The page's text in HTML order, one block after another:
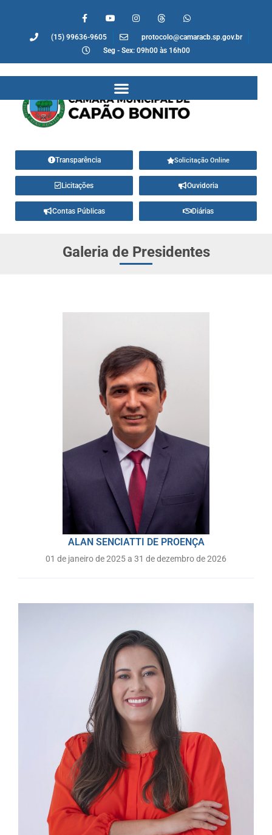
(15) 99636-9605
protocolo@camaracb.sp.gov.br
Seg - Sex: 09h00 às 16h00
Transparência Solicitação Online
Licitações Ouvidoria
Contas Públicas Diárias
Galeria de Presidentes
ALAN SENCIATTI DE PROENÇA
01 de janeiro de 2025 a 31 de dezembro de 2026